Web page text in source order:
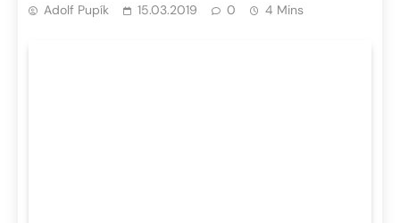
Adolf Pupík 15.03.2019 0 4 Mins